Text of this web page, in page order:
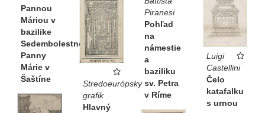
Pannou
Máriou v
bazilike
Sedembolestnej
Panny
Márie v
Šaštíne
Piranesi
Pohľad
na
námestie
a
baziliku
sv. Petra
v Ríme
Stredoeurópsky
grafik
Hlavný
Luigi
Castellini
Čelo
katafalku
s urnou